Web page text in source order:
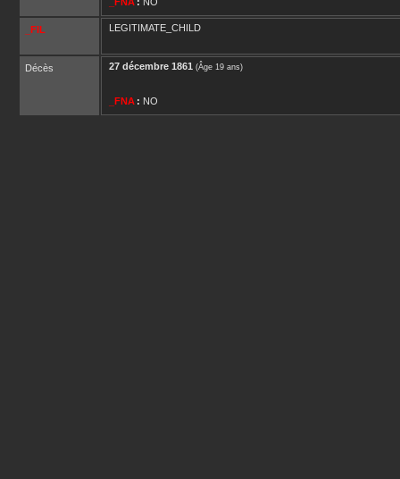
_FIL LEGITIMATE_CHILD
Décès 27 décembre 1861 (Âge 19 ans)
_FNA : NO